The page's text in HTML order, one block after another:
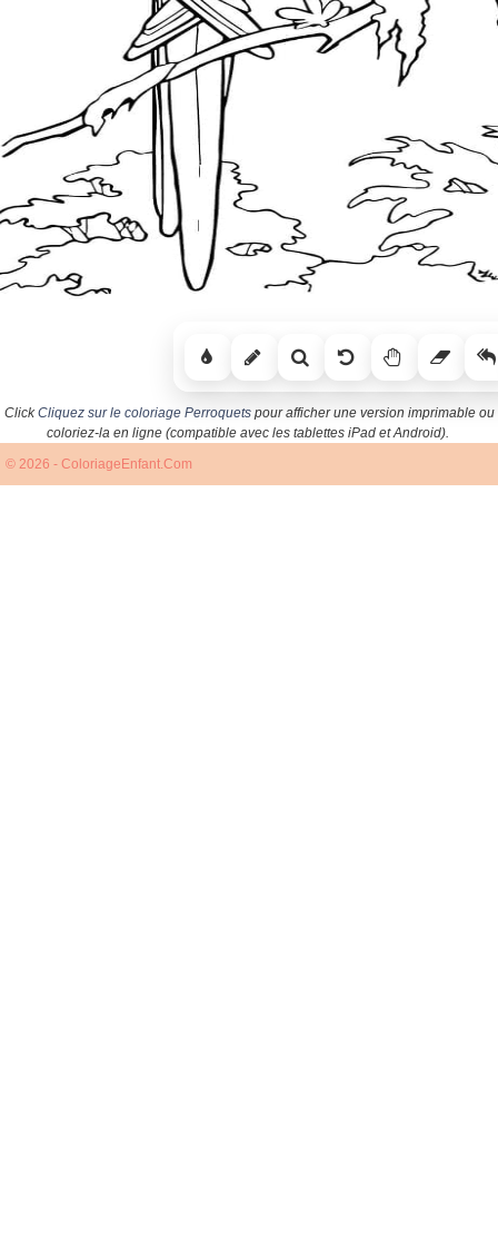
ClickCliquez sur le coloriage Perroquetspour afficher une version imprimable ou
coloriez-la en ligne (compatible avec les tablettes iPad et Android).
© 2026 - ColoriageEnfant.Com